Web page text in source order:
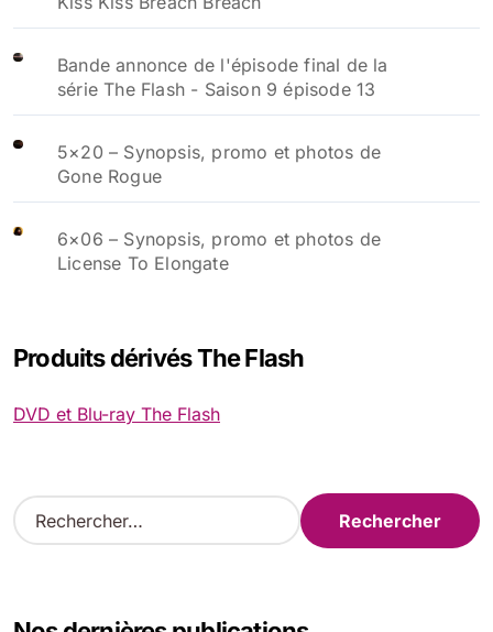
Bande annonce de l'épisode final de la
série The Flash - Saison 9 épisode 13
5×20 – Synopsis, promo et photos de
Gone Rogue
6×06 – Synopsis, promo et photos de
License To Elongate
Produits dérivés The Flash
DVD et Blu-ray The Flash
R
e